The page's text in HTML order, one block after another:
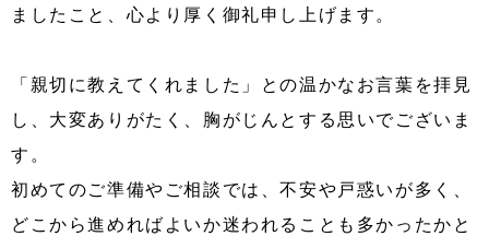
ましたこと、心より厚く御礼申し上げます。
「親切に教えてくれました」との温かなお言葉を拝見
し、大変ありがたく、胸がじんとする思いでございま
す。
初めてのご準備やご相談では、不安や戸惑いが多く、
どこから進めればよいか迷われることも多かったかと